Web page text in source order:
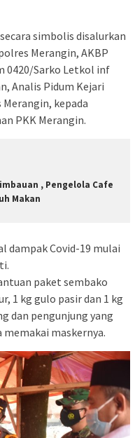
simbolis disalurkan
Merangin, AKBP
0420/Sarko Letkol inf
Analis Pidum Kejari
kepada
PKK Merangin.
, Pengelola Cafe
Makan
dampak Covid-19 mulai
paket sembako
1 kg gulo pasir dan 1 kg
dan pengunjung yang
maskernya.